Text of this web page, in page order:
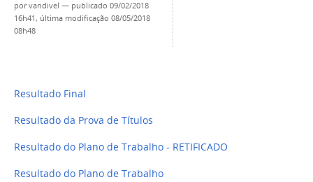
porvandivel — publicado 09/02/2018
16h41, última modificação 08/05/2018
08h48
Resultado Final
Resultado da Prova de Títulos
Resultado do Plano de Trabalho - RETIFICADO
Resultado do Plano de Trabalho